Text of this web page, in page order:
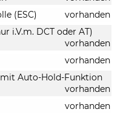
(ESC)
vorhanden
i.V.m. DCT oder AT)
vorhanden
vorhanden
Auto-Hold-Funktion
vorhanden
vorhanden